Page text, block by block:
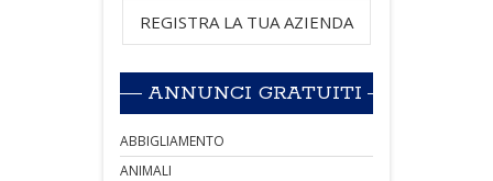
REGISTRA LA TUA AZIENDA
ANNUNCI GRATUITI
ABBIGLIAMENTO
ANIMALI